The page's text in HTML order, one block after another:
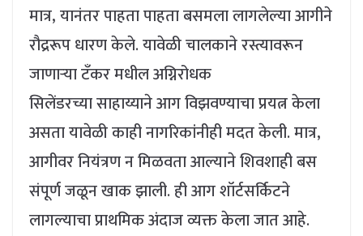
मात्र, यानंतर पाहता पाहता बसमला लागलेल्या आगीने
रौद्ररूप धारण केले. यावेळी चालकाने रस्त्यावरून
जाणाऱ्या टँकर मधील अग्निरोधक
सिलेंडरच्या साहाय्याने आग विझवण्याचा प्रयत्न केला
असता यावेळी काही नागरिकांनीही मदत केली. मात्र,
आगीवर नियंत्रण न मिळवता आल्याने शिवशाही बस
संपूर्ण जळून खाक झाली. ही आग शॉर्टसर्किटने
लागल्याचा प्राथमिक अंदाज व्यक्त केला जात आहे.